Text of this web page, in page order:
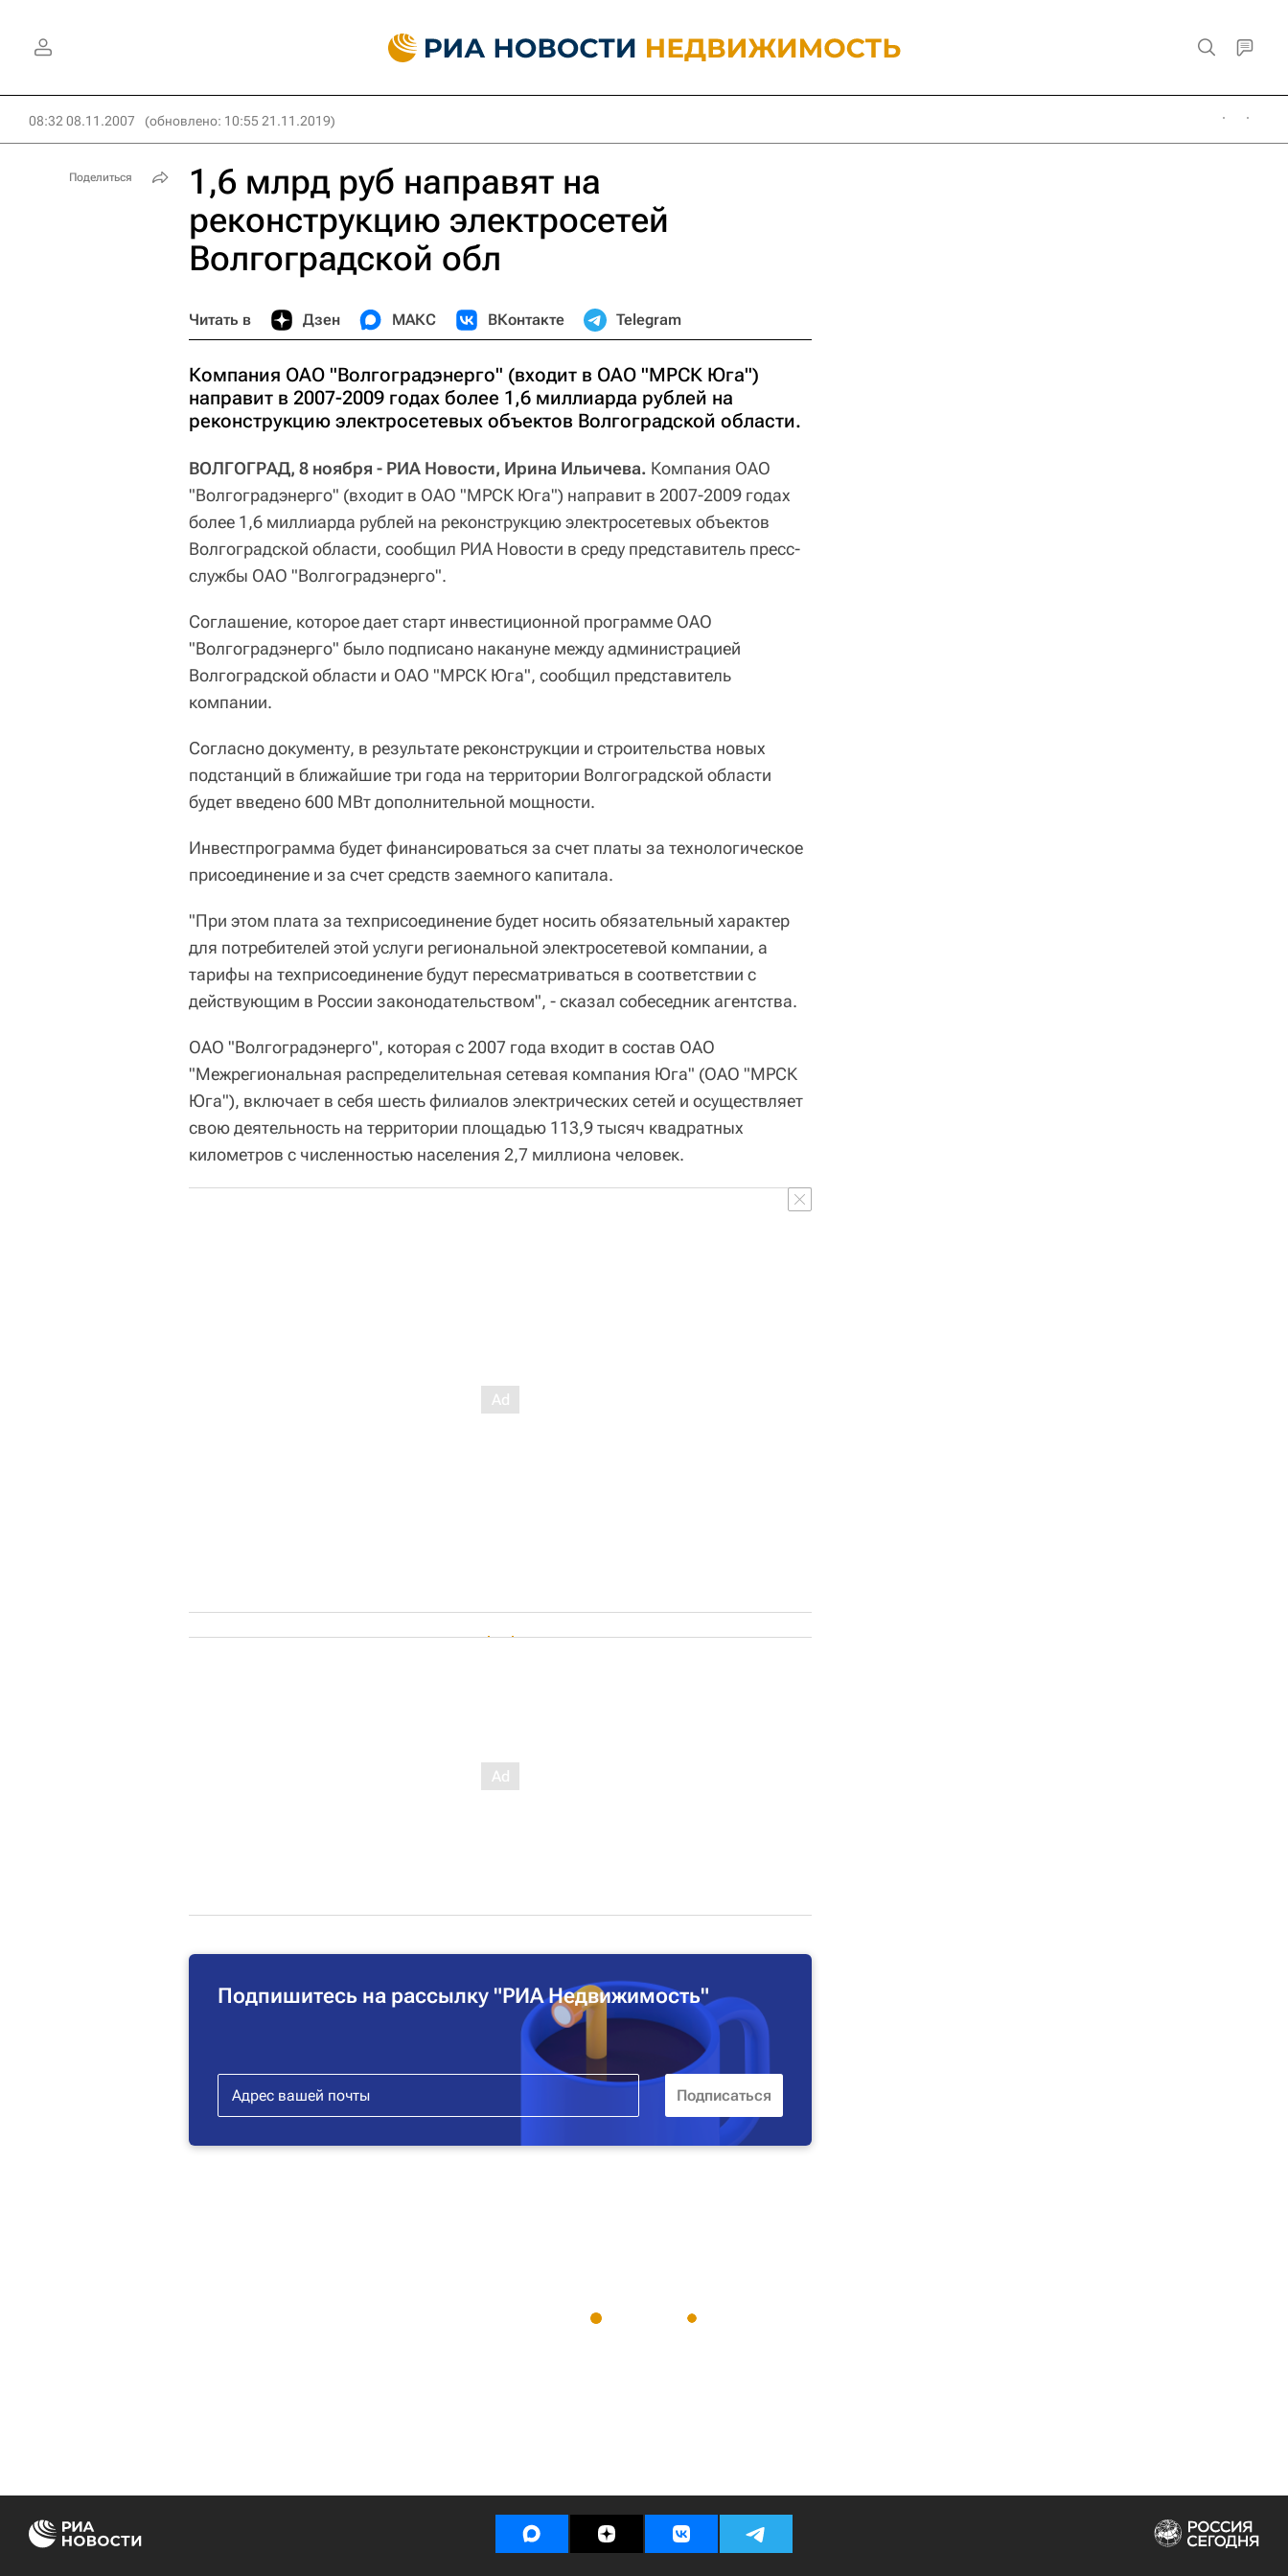
08:32 08.11.2007 (обновлено: 10:55 21.11.2019)
1,6 млрд руб направят на
реконструкцию электросетей
Волгоградской обл
Читать в Дзен МАКС ВКонтакте Telegram
Компания ОАО "Волгоградэнерго" (входит в ОАО "МРСК Юга")
направит в 2007-2009 годах более 1,6 миллиарда рублей на
реконструкцию электросетевых объектов Волгоградской области.
ВОЛГОГРАД, 8 ноября - РИА Новости, Ирина Ильичева. Компания ОАО
"Волгоградэнерго" (входит в ОАО "МРСК Юга") направит в 2007-2009 годах
более 1,6 миллиарда рублей на реконструкцию электросетевых объектов
Волгоградской области, сообщил РИА Новости в среду представитель пресс-
службы ОАО "Волгоградэнерго".
Соглашение, которое дает старт инвестиционной программе ОАО
"Волгоградэнерго" было подписано накануне между администрацией
Волгоградской области и ОАО "МРСК Юга", сообщил представитель
компании.
Согласно документу, в результате реконструкции и строительства новых
подстанций в ближайшие три года на территории Волгоградской области
будет введено 600 МВт дополнительной мощности.
Инвестпрограмма будет финансироваться за счет платы за технологическое
присоединение и за счет средств заемного капитала.
"При этом плата за техприсоединение будет носить обязательный характер
для потребителей этой услуги региональной электросетевой компании, а
тарифы на техприсоединение будут пересматриваться в соответствии с
действующим в России законодательством", - сказал собеседник агентства.
ОАО "Волгоградэнерго", которая с 2007 года входит в состав ОАО
"Межрегиональная распределительная сетевая компания Юга" (ОАО "МРСК
Юга"), включает в себя шесть филиалов электрических сетей и осуществляет
свою деятельность на территории площадью 113,9 тысяч квадратных
километров с численностью населения 2,7 миллиона человек.
Подпишитесь на рассылку "РИА Недвижимость"
Поделиться